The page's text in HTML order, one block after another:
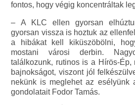
fontos, hogy végig koncentráltak
– A KLC ellen gyorsan
gyorsan vissza is hoztuk az
a hibákat kell kiküszöbölni,
mostani városi derbin.
találkozunk, rutinos is a Hírös-Ép,
bajnokságot, viszont jól
nekünk is meglehet az esélyünk
gondolatait Fodor Tamás.